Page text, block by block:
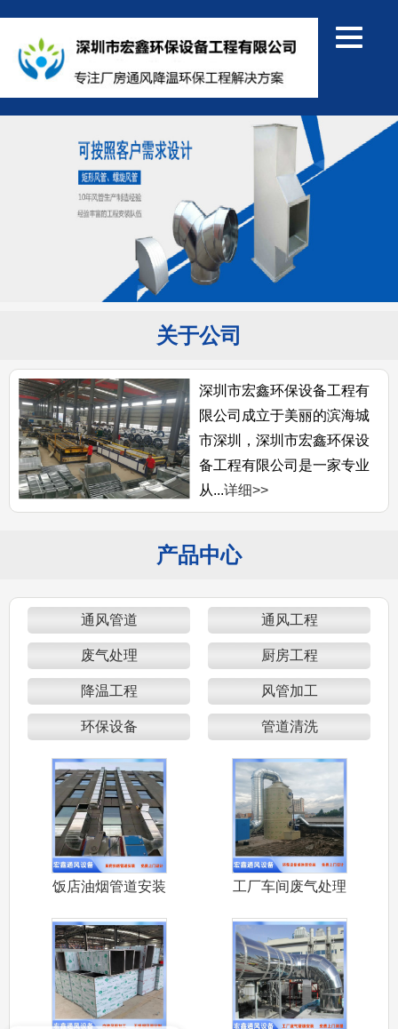
关于公司
深圳市宏鑫环保设备工程有
限公司成立于美丽的滨海城
市深圳，深圳市宏鑫环保设
备工程有限公司是一家专业
从...详细>>
产品中心
通风管道 通风工程
废气处理 厨房工程
降温工程 风管加工
环保设备 管道清洗
饭店油烟管道安装
工厂车间废气处理
可以介绍下你们的产品么？